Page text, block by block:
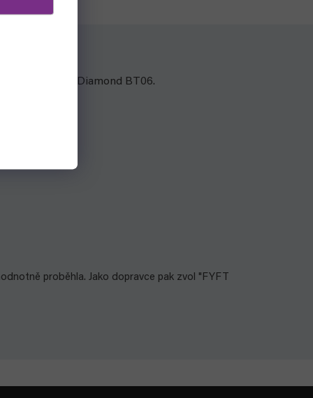
setu Double Diamond BT06.
proběhla. Jako dopravce pak zvol "FYFT